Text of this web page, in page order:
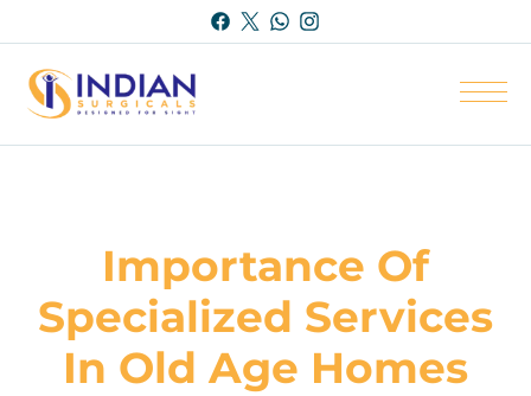
Importance Of
Specialized Services
In Old Age Homes